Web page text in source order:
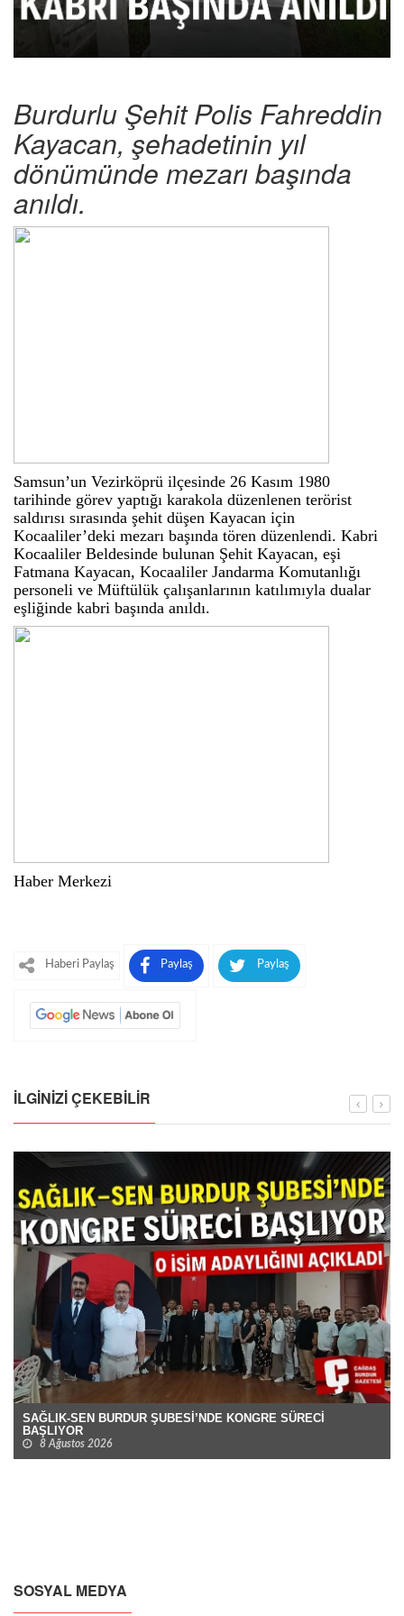
Burdurlu Şehit Polis Fahreddin
Kayacan, şehadetinin yıl
dönümünde mezarı başında
anıldı.
Samsun’un Vezirköprü ilçesinde 26 Kasım 1980
tarihinde görev yaptığı karakola düzenlenen terörist
saldırısı sırasında şehit düşen Kayacan için
Kocaaliler’deki mezarı başında tören düzenlendi. Kabri
Kocaaliler Beldesinde bulunan Şehit Kayacan, eşi
Fatmana Kayacan, Kocaaliler Jandarma Komutanlığı
personeli ve Müftülük çalışanlarının katılımıyla dualar
eşliğinde kabri başında anıldı.
Haber Merkezi
Haberi Paylaş Paylaş Paylaş
İLGINIZI ÇEKEBILIR
SAĞLIK-SEN BURDUR ŞUBESİ’NDE KONGRE SÜRECİ
BAŞLIYOR
8 Ağustos 2026
SOSYAL MEDYA